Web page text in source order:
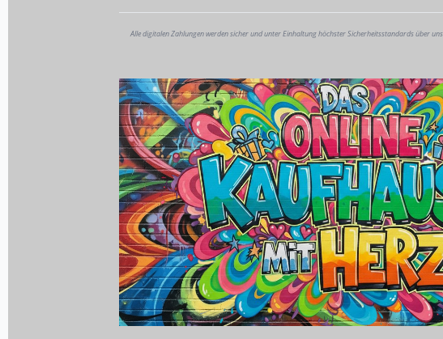
Alle digitalen Zahlungen werden sicher und unter Einhaltung höchster Sicherheitsstandards über